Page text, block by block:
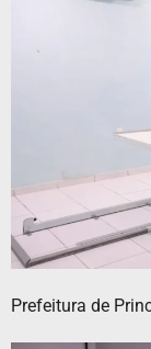
Prefeitura de